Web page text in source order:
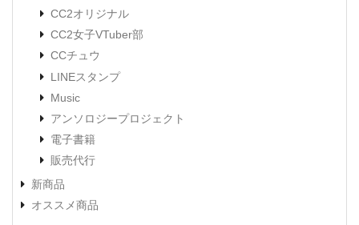
CC2オリジナル
CC2女子VTuber部
CCチュウ
LINEスタンプ
Music
アンソロジープロジェクト
電子書籍
販売代行
新商品
オススメ商品